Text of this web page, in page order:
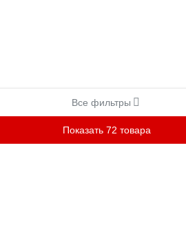
Все фильтры
Показать 72 товара